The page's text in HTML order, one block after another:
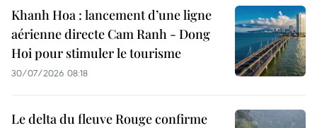
Khanh Hoa : lancement d’une ligne
aérienne directe Cam Ranh - Dong
Hoi pour stimuler le tourisme
30/07/2026 08:18
Le delta du fleuve Rouge confirme